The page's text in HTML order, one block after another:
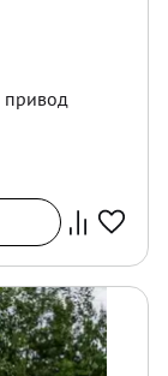
привод